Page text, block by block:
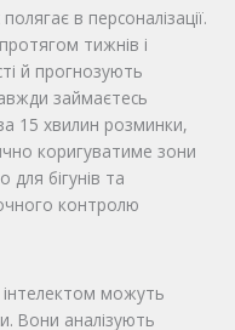
в персоналізації.
тижнів і
й прогнозують
займаєтесь
15 хвилин розминки,
коригуватиме зони
для бігунів та
контролю
інтелектом можуть
Вони аналізують